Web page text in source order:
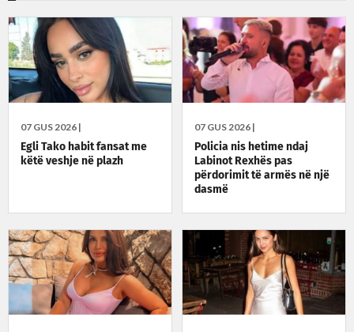
07 GUS 2026 |
Egli Tako habit fansat me
këtë veshje në plazh
07 GUS 2026 |
Policia nis hetime ndaj
Labinot Rexhës pas
përdorimit të armës në një
dasmë